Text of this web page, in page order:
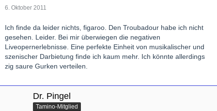
6. Oktober 2011
Ich finde da leider nichts, figaroo. Den Troubadour habe ich nicht
gesehen. Leider. Bei mir überwiegen die negativen
Liveopernerlebnisse. Eine perfekte Einheit von musikalischer und
szenischer Darbietung finde ich kaum mehr. Ich könnte allerdings
zig saure Gurken verteilen.
Dr. Pingel
Tamino-Mitglied